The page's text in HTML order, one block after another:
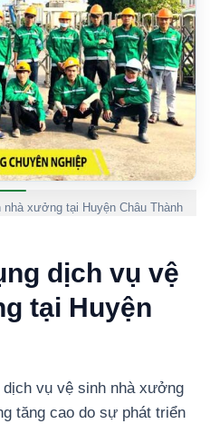
xưởng tại Huyện Châu Thành
dịch vụ vệ
tại Huyện
vụ vệ sinh nhà xưởng
tăng cao do sự phát triển